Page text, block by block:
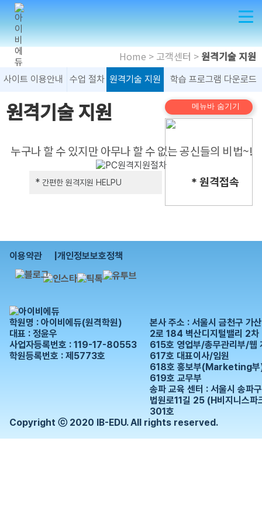
Home > 고객센터 > 원격기술 지원
사이트 이용안내 수업 절차 원격기술 지원 학습 프로그램 다운로드
원격기술 지원
누구나 할 수 있지만 아무나 할 수 없는 공신들의 비법~!
* 간편한 원격지원 HELPU * 원격접속
이용약관 | 개인정보보호정책
학원명 : 아이비에듀(원격학원)
대표 : 정윤우
사업자등록번호 : 119-17-80553
학원등록번호 : 제5773호
본사 주소 : 서울시 금천구 가
2로 184 벽산디지털밸리 2차
615호 영업부/총무관리부/웹
617호 대표이사/임원
618호 홍보부(Marketing
619호 교무부
송파 교육 센터 : 서울시 송파구
법원로11길 25 (H비지니스파
301호
Copyright ⓒ 2020 IB-EDU. All rights reserved.
메뉴바 숨기기